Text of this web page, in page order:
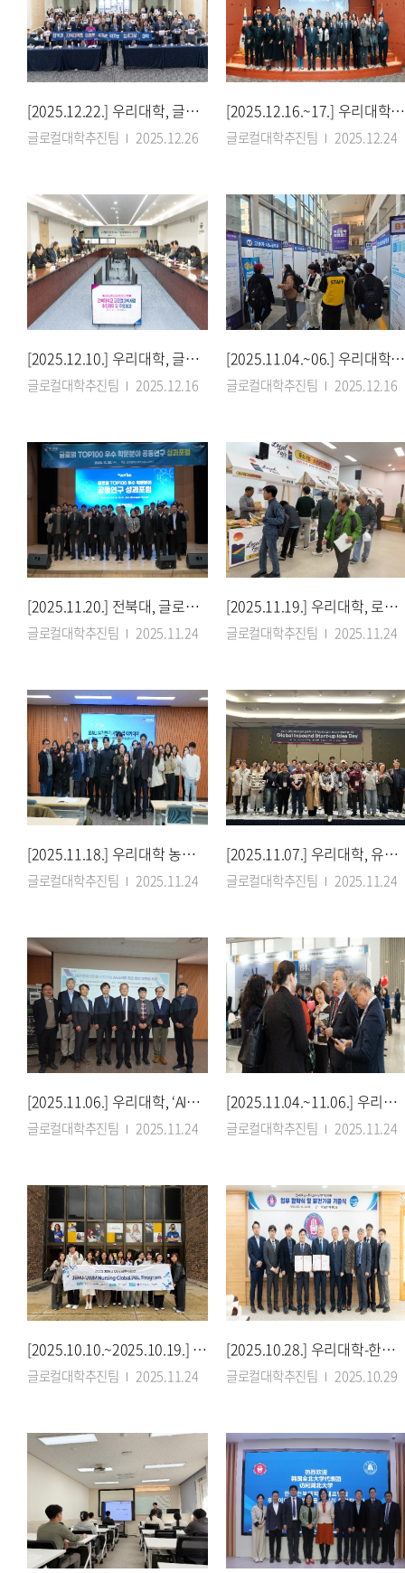
[2025.12.22.] 우리대학, 글로컬대학30 성과공유로 혁신 동력 모은다
글로컬대학추진팀 2025.12.26
[2025.12.16.~17.] 우리대학, 8개 연구기관과 학연 공동연구 성과 공유
글로컬대학추진팀 2025.12.24
[2025.12.10.] 우리대학, 글로컬대학사업 가시적 성과 위해 컨설팅 나섰다
글로컬대학추진팀 2025.12.16
[2025.11.04.~06.] 우리대학, 신입생 대상 전공탐색박람회 성황리 개최
글로컬대학추진팀 2025.12.16
[2025.11.20.] 전북대, 글로벌 TOP100 향한 연구성과 ‘한자리에’
글로컬대학추진팀 2025.11.24
[2025.11.19.] 우리대학, 로컬기업 ‘직접매출 장’…중소기업·소상공인 박람회 개최
글로컬대학추진팀 2025.11.24
[2025.11.18.] 우리대학 농생대, AI 시대 여는 미래 농업기술 비전 제시
글로컬대학추진팀 2025.11.24
[2025.11.07.] 우리대학, 유학생 우수 창업 발굴 위한 교육 프로그램 개최
글로컬대학추진팀 2025.11.24
[2025.11.06.] 우리대학, ‘AI·스마트 제조 융합 글로벌 포럼’ 개최
글로컬대학추진팀 2025.11.24
[2025.11.04.~11.06.] 우리대학, QS 고등교육 정상회의서 글로벌 위상 알리
글로컬대학추진팀 2025.11.24
[2025.10.10.~2025.10.19.] 우리대학 간호학과, 미국 밀워키대와 글로벌
글로컬대학추진팀 2025.11.24
[2025.10.28.] 우리대학-한국조선해양기자재연구원, 새만금 미래 혁신 연다
글로컬대학추진팀 2025.10.29